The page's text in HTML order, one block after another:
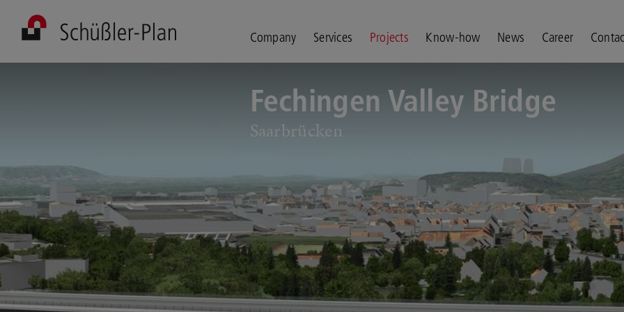
Company Services Projects Know-how News Career
Fechingen Valley Bridge
Saarbrücken